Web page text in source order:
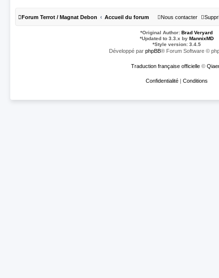
Forum Terrot / Magnat Debon Accueil du forum Nous contacter
*Original Author: Brad Veryard
*Updated to 3.3.x by MannixMD
*Style version: 3.4.5
Développé par phpBB® Forum Software ©
Traduction française officielle©
Confidentialité | Conditions